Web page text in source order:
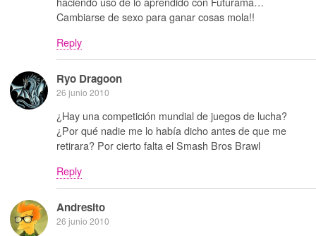
Cambiarse de sexo para ganar cosas mola!!
Reply
Ryo Dragoon
26 junio 2010
¿Hay una competición mundial de juegos de lucha?
¿Por qué nadie me lo había dicho antes de que me
retirara? Por cierto falta el Smash Bros Brawl
Reply
Andresito
26 junio 2010